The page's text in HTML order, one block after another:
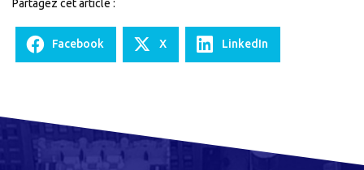
Partagez cet article :
Facebook X LinkedIn